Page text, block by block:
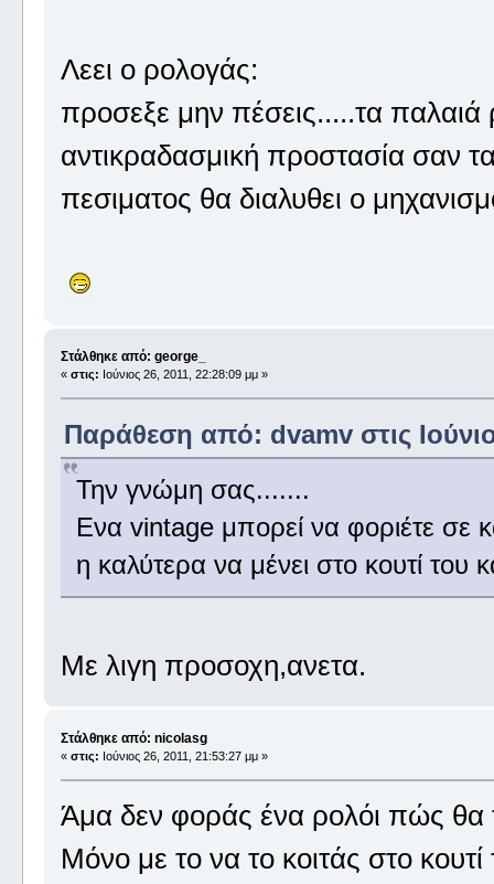
Λεει ο ρολογάς:
προσεξε μην πέσεις.....τα παλαιά
αντικραδασμική προστασία σαν
πεσιματος θα διαλυθει ο
Στάλθηκε από: george_
« στις: Ιούνιος 26, 2011, 22:28:09 μμ »
Παράθεση από: dvamv στις
Την γνώμη σας.......
Ενα vintage μπορεί να φοριέτε σε
η καλύτερα να μένει στο κουτί του
Με λιγη προσοχη,ανετα.
Στάλθηκε από: nicolasg
« στις: Ιούνιος 26, 2011, 21:53:27 μμ »
Άμα δεν φοράς ένα ρολόι πώς θα
Μόνο με το να το κοιτάς στο κουτί